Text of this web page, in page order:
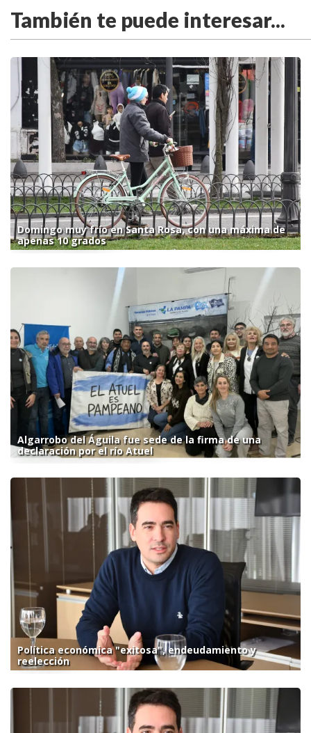
También te puede interesar...
Domingo muy frío en Santa Rosa, con una máxima de
apenas 10 grados
Algarrobo del Águila fue sede de la firma de una
declaración por el río Atuel
Política económica "exitosa", endeudamiento y
reelección